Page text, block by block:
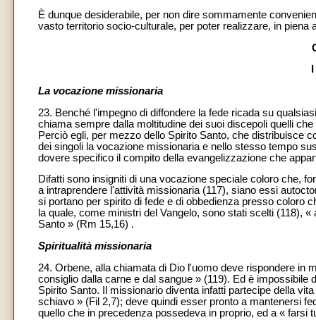
È dunque desiderabile, per non dire sommamente
vasto territorio socio-culturale, per poter realizzare, in
La vocazione missionaria
23. Benché l'impegno di diffondere la fede ricada su
chiama sempre dalla moltitudine dei suoi discepoli quelli
Perciò egli, per mezzo dello Spirito Santo, che distribuisce
dei singoli la vocazione missionaria e nello stesso tempo
dovere specifico il compito della evangelizzazione che
Difatti sono insigniti di una vocazione speciale coloro che,
a intraprendere l'attività missionaria (117), siano essi
si portano per spirito di fede e di obbedienza presso coloro
la quale, come ministri del Vangelo, sono stati scelti (118),
Santo » (Rm 15,16) .
Spiritualità missionaria
24. Orbene, alla chiamata di Dio l'uomo deve rispondere in
consiglio dalla carne e dal sangue » (119). Ed è
Spirito Santo. Il missionario diventa infatti partecipe della
schiavo » (Fil 2,7); deve quindi esser pronto a mantenersi
quello che in precedenza possedeva in proprio, ed a « farsi